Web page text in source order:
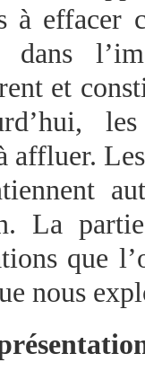
à effacer
dans
et
affluer.
La
que
nous